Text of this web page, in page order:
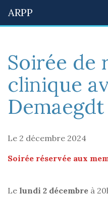
ARPP
Soirée de
clinique
Demaegdt
Le 2 décembre 2024
Soirée réservée aux
Le lundi 2 décembre à